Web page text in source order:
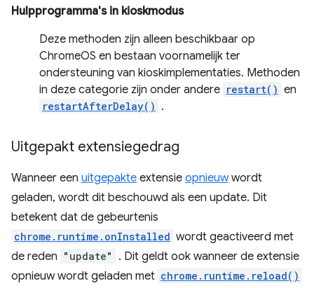
Hulpprogramma's in kioskmodus
Deze methoden zijn alleen beschikbaar op
ChromeOS en bestaan ​​voornamelijk ter
ondersteuning van kioskimplementaties. Methoden
in deze categorie zijn onder andere restart() en
restartAfterDelay() .
Uitgepakt extensiegedrag
Wanneer een uitgepakte extensie opnieuwwordt
geladen, wordt dit beschouwd als een update. Dit
betekent dat de gebeurtenis
chrome.runtime.onInstalled wordt geactiveerd met
de reden "update"
. Dit geldt ook wanneer de extensie
opnieuw wordt geladen met chrome.runtime.reload()